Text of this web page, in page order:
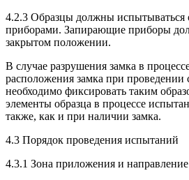
4.2.3 Образцы должны испытываться
приборами. Запирающие приборы
закрытом положении.
В случае разрушения замка в
расположения замка при
необходимо фиксировать таким
элементы образца в процессе
также, как и при наличии замка.
4.3 Порядок проведения испытаний
4.3.1 Зона приложения и направление